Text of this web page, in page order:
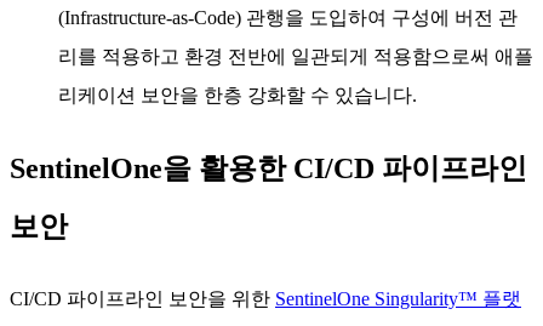
(Infrastructure-as-Code) 관행을 도입하여 구성에 버전 관
리를 적용하고 환경 전반에 일관되게 적용함으로써 애플
리케이션 보안을 한층 강화할 수 있습니다.
SentinelOne을 활용한 CI/CD 파이프라인
보안
CI/CD 파이프라인 보안을 위한 SentinelOne Singularity™ 플랫